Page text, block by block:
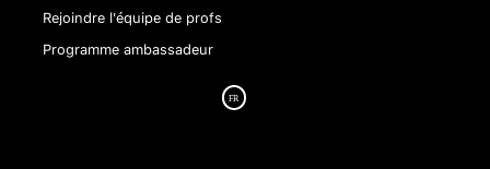
Rejoindre l'équipe de profs
Programme ambassadeur